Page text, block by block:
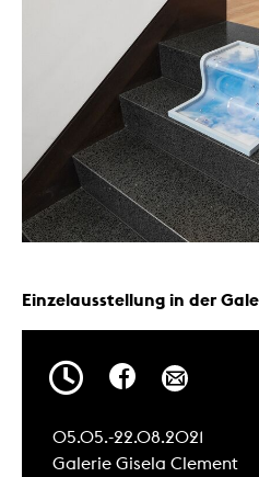
Einzelausstellung in der
05.05.-22.08.2021
Galerie Gisela Clement